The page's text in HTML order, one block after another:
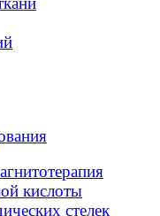
кислоты
стелек